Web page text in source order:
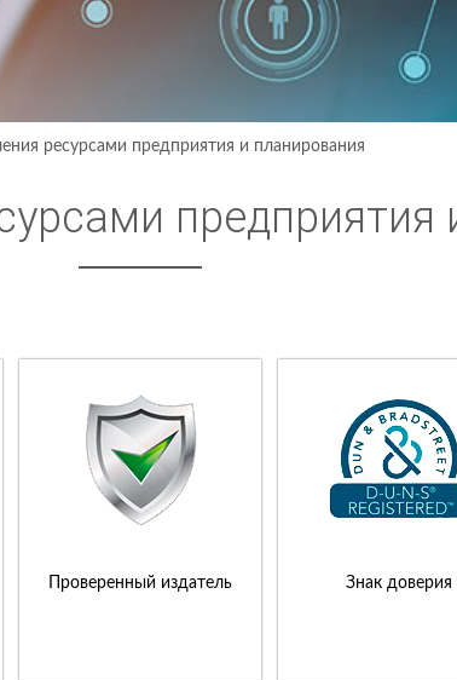
ресурсами предприятия и планирования
предприятия
Проверенный издатель Знак доверия